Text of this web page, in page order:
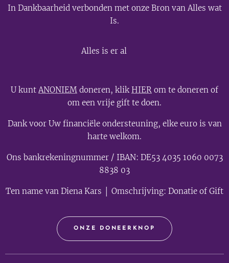
In Dankbaarheid verbonden met onze Bron van Alles wat
Is.
Alles is er al
U kuntANONIEM doneren, klikHIER om te doneren of
om een vrije gift te doen.
Dank voor Uw financiële ondersteuning, elke euro is van
harte welkom.
Ons bankrekeningnummer / IBAN: DE53 4035 1060 0073
8838 03
Ten name van Diena Kars │ Omschrijving: Donatie of Gift
ONZE DONEERKNOP